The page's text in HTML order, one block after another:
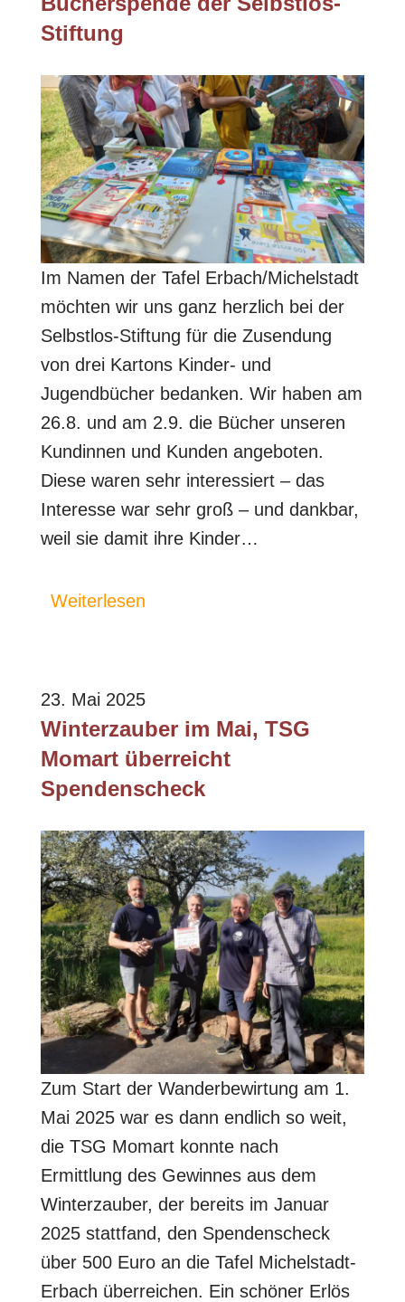
Stiftung
Im Namen der Tafel Erbach/Michelstadt
möchten wir uns ganz herzlich bei der
Selbstlos-Stiftung für die Zusendung
von drei Kartons Kinder- und
Jugendbücher bedanken. Wir haben am
26.8. und am 2.9. die Bücher unseren
Kundinnen und Kunden angeboten.
Diese waren sehr interessiert – das
Interesse war sehr groß – und dankbar,
weil sie damit ihre Kinder…
Weiterlesen
23. Mai 2025
Winterzauber im Mai, TSG
Momart überreicht
Spendenscheck
Zum Start der Wanderbewirtung am 1.
Mai 2025 war es dann endlich so weit,
die TSG Momart konnte nach
Ermittlung des Gewinnes aus dem
Winterzauber, der bereits im Januar
2025 stattfand, den Spendenscheck
über 500 Euro an die Tafel Michelstadt-
Erbach überreichen. Ein schöner Erlös